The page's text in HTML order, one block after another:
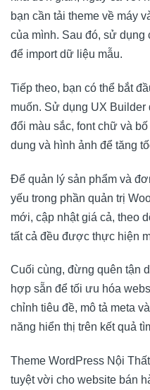
bạn cần tải theme về máy
của mình. Sau đó, sử dụng
để import dữ liệu mẫu.
Tiếp theo, bạn có thể bắt
muốn. Sử dụng UX Builder
đổi màu sắc, font chữ và
dung và hình ảnh để tăng
Để quản lý sản phẩm và
yếu trong phần quản trị
mới, cập nhật giá cả, theo
tất cả đều được thực hiện
Cuối cùng, đừng quên tận
hợp sẵn để tối ưu hóa
chỉnh tiêu đề, mô tả meta
năng hiển thị trên kết quả
Theme WordPress Nội
tuyệt vời cho website bán